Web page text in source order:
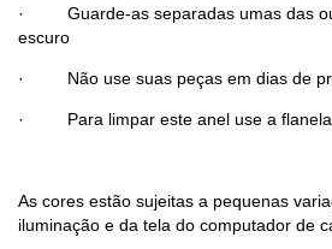
· Guarde-as separadas umas das
escuro
· Não use suas peças em dias de
· Para limpar este anel use a flanela
As cores estão sujeitas a pequenas
iluminação e da tela do computador de